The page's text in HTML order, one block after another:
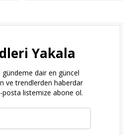
Yakala
gündeme dair en güncel
ve trendlerden haberdar
posta listemize abone ol.